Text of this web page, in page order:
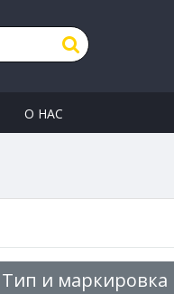
О НАС
Тип и маркировка